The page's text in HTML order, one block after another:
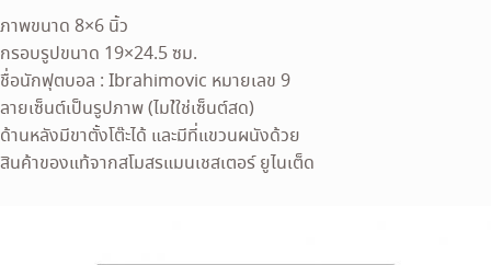
ภาพขนาด 8×6 นิ้ว
กรอบรูปขนาด 19×24.5 ซม.
ชื่อนักฟุตบอล : Ibrahimovic หมายเลข 9
ลายเซ็นต์เป็นรูปภาพ (ไมใ่ใช่เซ็นต์สด)
ด้านหลังมีขาตั้งโต๊ะได้ และมีที่แขวนผนังด้วย
สินค้าของแท้จากสโมสรแมนเชสเตอร์ ยูไนเต็ด